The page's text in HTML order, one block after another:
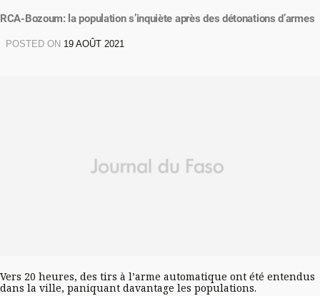
RCA-Bozoum: la population s’inquiète après des détonations d’armes
POSTED ON 19 AOÛT 2021
Vers 20 heures, des tirs à l’arme automatique ont été entendus
dans la ville, paniquant davantage les populations.